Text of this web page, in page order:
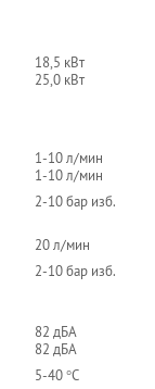
18,5 кВт
25,0 кВт
1-10 л/мин
1-10 л/мин
2-10 бар изб.
20 л/мин
2-10 бар изб.
82 дБА
82 дБА
5-40 °C